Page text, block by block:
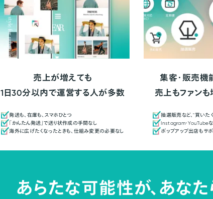
売上が増えても
1日30分以内で運営する人が多数
発送も、在庫も、スマホひとつ
「かんたん発送」で送り状作成の手間なし
海外に広げたくなったときも、仕組み変更の必要なし
集客・販売
売上もファン
抽選販売など、"買いた
Instagram・YouTubeな
ポップアップ出店もサポ
あらたな可能性が、あなた